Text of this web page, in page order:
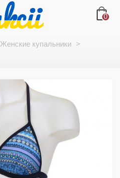
0
Женские купальники
>